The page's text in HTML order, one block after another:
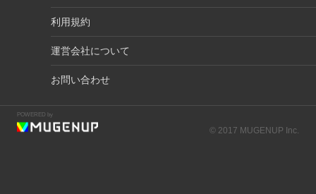
利用規約
運営会社について
お問い合わせ
POWERED by
© 2017 MUGENUP Inc.